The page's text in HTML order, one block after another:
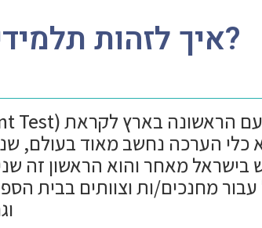
WRAT5: איך לזהות תלמידים שזקוקים לתמיכה?
פברואר 2025. הוא כלי הערכה נחשב
בישראל מאחר והוא הראשון זה
מחנכים/ות וצוותים בבית